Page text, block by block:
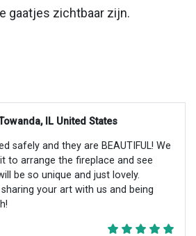
gaatjes zichtbaar zijn.
IL United States
safely and they are BEAUTIFUL! We
to arrange the fireplace and see
be so unique and just lovely.
your art with us and being